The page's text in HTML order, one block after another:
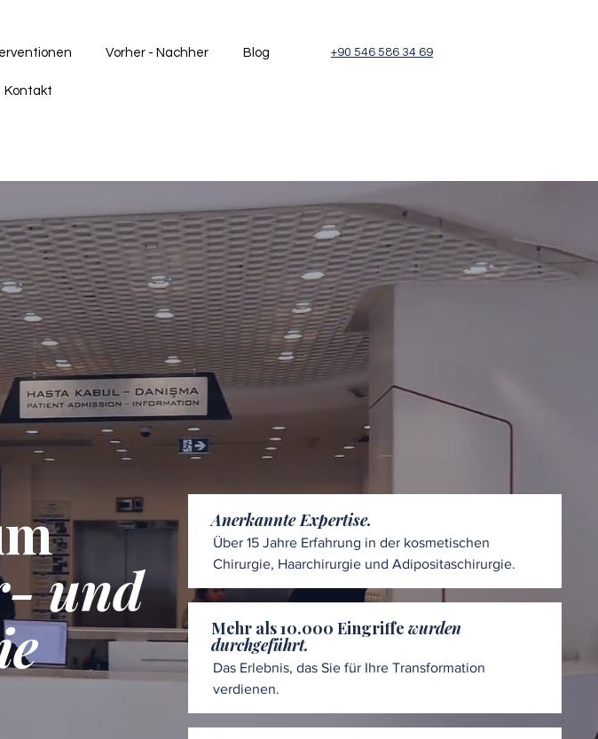
Vorher - Nachher Blog
Kontakt
+90 546 586 34 69
und
Anerkannte Expertise.
Über 15 Jahre Erfahrung in der kosmetischen
Chirurgie, Haarchirurgie und Adipositaschirurgie.
Mehr als 10.000 Eingriffe wurden
durchgeführt.
Das Erlebnis, das Sie für Ihre Transformation
verdienen.